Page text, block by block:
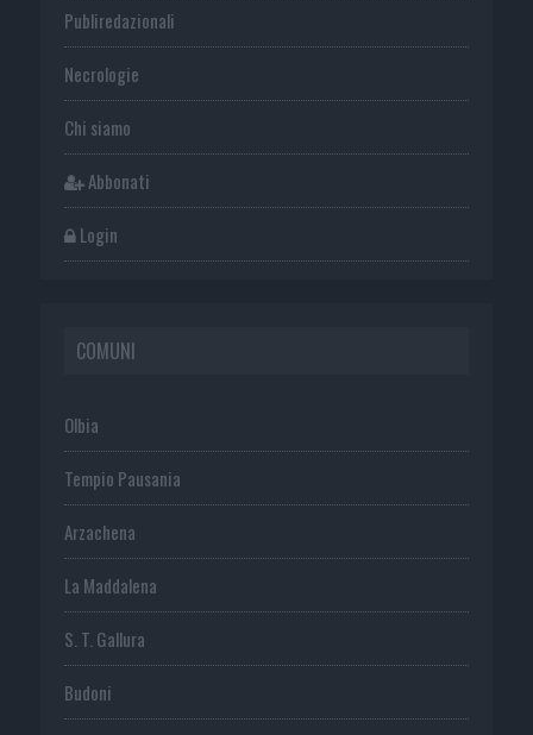
Publiredazionali
Necrologie
Chi siamo
Abbonati
Login
COMUNI
Olbia
Tempio Pausania
Arzachena
La Maddalena
S. T. Gallura
Budoni